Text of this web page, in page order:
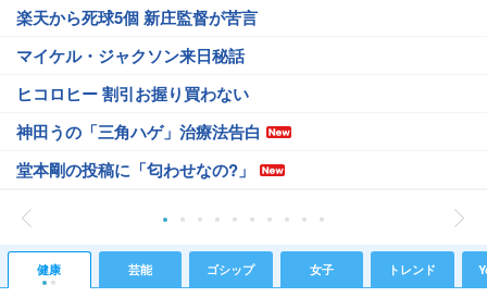
楽天から死球5個 新庄監督が苦言
マイケル・ジャクソン来日秘話
ヒコロヒー 割引お握り買わない
神田うの「三角ハゲ」治療法告白
堂本剛の投稿に「匂わせなの?」
健康 芸能 ゴシップ 女子 トレンド